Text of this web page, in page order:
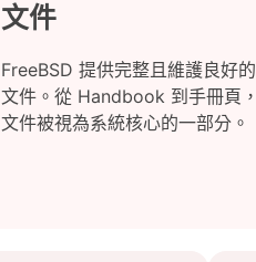
文件
FreeBSD 提供完整且維護良好的
文件。從 Handbook 到手冊頁，
文件被視為系統核心的一部分。